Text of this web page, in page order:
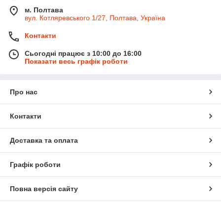
м. Полтава
вул. Котляревського 1/27, Полтава, Україна
Контакти
Сьогодні працює з 10:00 до 16:00
Показати весь графік роботи
Про нас
Контакти
Доставка та оплата
Графік роботи
Повна версія сайту